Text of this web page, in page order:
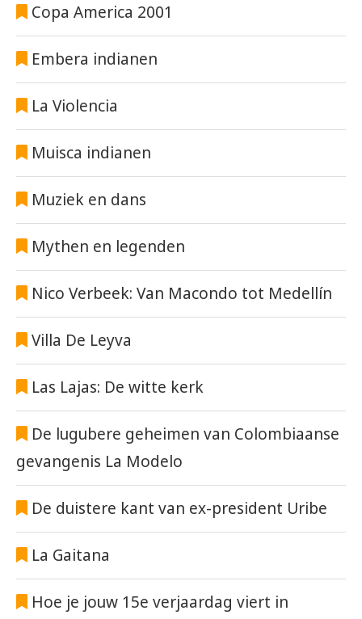
Copa America 2001
Embera indianen
La Violencia
Muisca indianen
Muziek en dans
Mythen en legenden
Nico Verbeek: Van Macondo tot Medellín
Villa De Leyva
Las Lajas: De witte kerk
De lugubere geheimen van Colombiaanse
gevangenis La Modelo
De duistere kant van ex-president Uribe
La Gaitana
Hoe je jouw 15e verjaardag viert in